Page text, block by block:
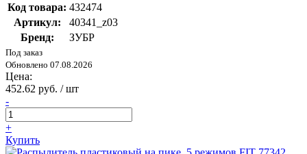
Код товара: 432474
Артикул:
40341_z03
Бренд:
ЗУБР
Под заказ
Обновлено 07.08.2026
Цена:
452.62 руб. / шт
-
+
Купить